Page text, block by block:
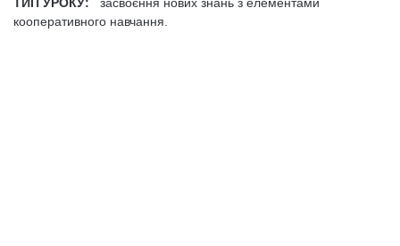
кооперативного навчання.